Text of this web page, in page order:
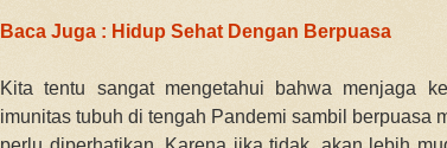
Baca Juga : Hidup Sehat Dengan Berpuasa
Kita tentu sangat mengetahui bahwa menjaga
imunitas tubuh di tengah Pandemi sambil berpuasa